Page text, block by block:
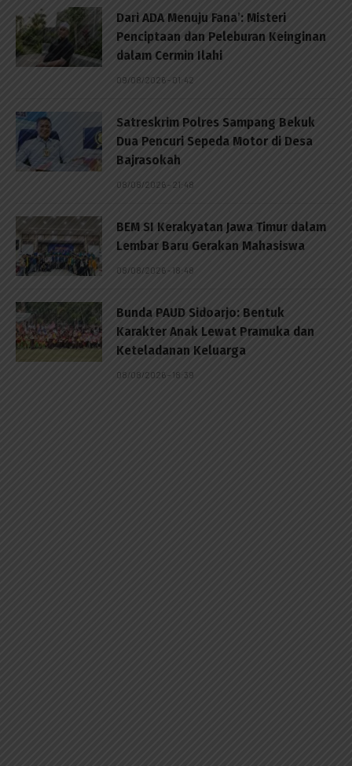
Dari ADA Menuju Fana’: Misteri
Penciptaan dan Peleburan Keinginan
dalam Cermin Ilahi
09/08/2026 - 01:42
Satreskrim Polres Sampang Bekuk
Dua Pencuri Sepeda Motor di Desa
Bajrasokah
08/08/2026 - 21:48
BEM SI Kerakyatan Jawa Timur dalam
Lembar Baru Gerakan Mahasiswa
08/08/2026 - 18:48
Bunda PAUD Sidoarjo: Bentuk
Karakter Anak Lewat Pramuka dan
Keteladanan Keluarga
08/08/2026 - 18:39